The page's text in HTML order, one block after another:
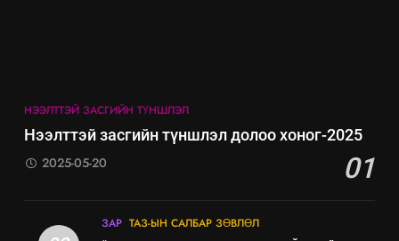
НЭЭЛТТЭЙ ЗАСГИЙН ТҮНШЛЭЛ
Нээлттэй засгийн түншлэл долоо хоног-2025
01
2025-05-20
ЗАР ТАЗ-ЫН САЛБАР ЗӨВЛӨЛ